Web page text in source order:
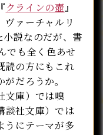
クラインの壺』
ヴァーチャルリ
小説なのだが、書
でも全く色あせ
読の方にもこれ
だろうか。
文庫）では嗅
談社文庫）では
うにテーマが多